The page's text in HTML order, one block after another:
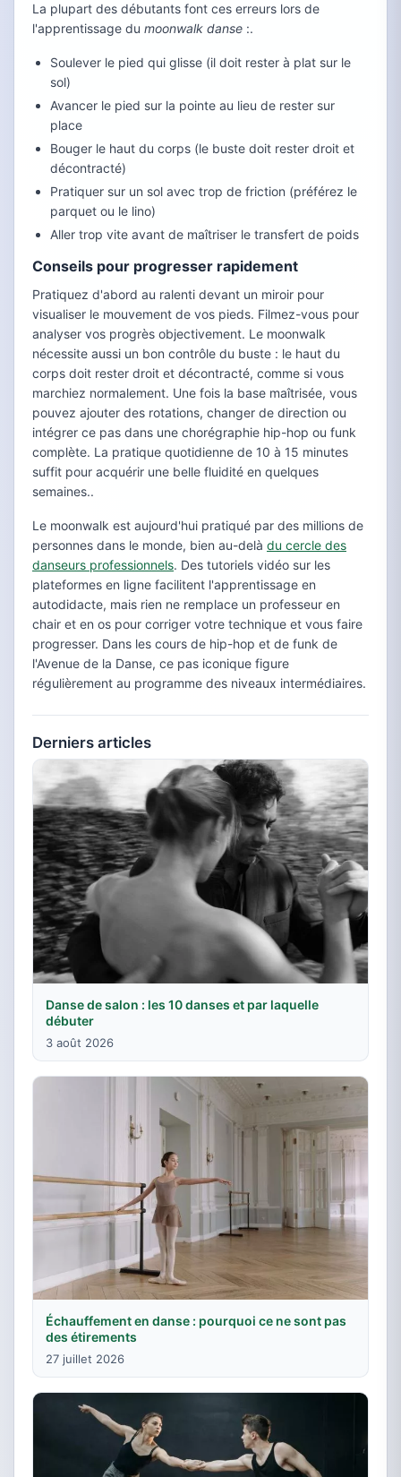
La plupart des débutants font ces erreurs lors de
l'apprentissage du moonwalk danse :.
Soulever le pied qui glisse (il doit rester à plat sur le
sol)
Avancer le pied sur la pointe au lieu de rester sur
place
Bouger le haut du corps (le buste doit rester droit et
décontracté)
Pratiquer sur un sol avec trop de friction (préférez le
parquet ou le lino)
Aller trop vite avant de maîtriser le transfert de poids
Conseils pour progresser rapidement
Pratiquez d'abord au ralenti devant un miroir pour
visualiser le mouvement de vos pieds. Filmez-vous pour
analyser vos progrès objectivement. Le moonwalk
nécessite aussi un bon contrôle du buste : le haut du
corps doit rester droit et décontracté, comme si vous
marchiez normalement. Une fois la base maîtrisée, vous
pouvez ajouter des rotations, changer de direction ou
intégrer ce pas dans une chorégraphie hip-hop ou funk
complète. La pratique quotidienne de 10 à 15 minutes
suffit pour acquérir une belle fluidité en quelques
semaines..
Le moonwalk est aujourd'hui pratiqué par des millions de
personnes dans le monde, bien au-delà du cercle des
danseurs professionnels. Des tutoriels vidéo sur les
plateformes en ligne facilitent l'apprentissage en
autodidacte, mais rien ne remplace un professeur en
chair et en os pour corriger votre technique et vous faire
progresser. Dans les cours de hip-hop et de funk de
l'Avenue de la Danse, ce pas iconique figure
régulièrement au programme des niveaux intermédiaires.
Derniers articles
Danse de salon : les 10 danses et par laquelle
débuter
3 août 2026
Échauffement en danse : pourquoi ce ne sont pas
des étirements
27 juillet 2026